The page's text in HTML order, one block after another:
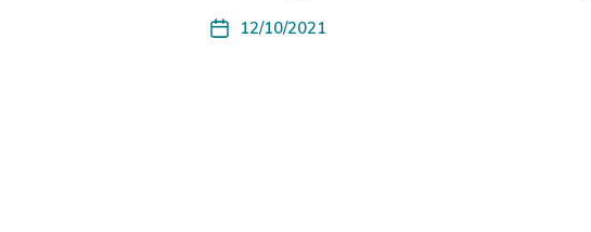
12/10/2021